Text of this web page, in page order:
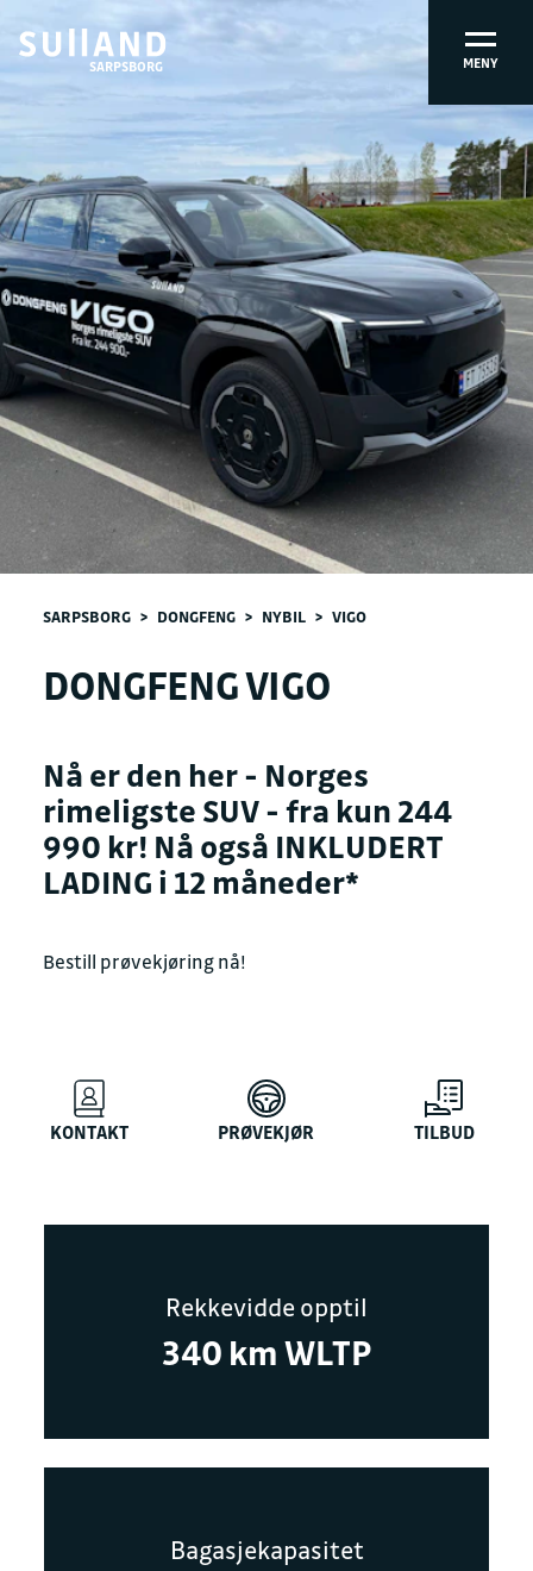
SARPSBORG MENY
SARPSBORG > DONGFENG > NYBIL > VIGO
DONGFENG VIGO
Nå er den her - Norges
rimeligste SUV - fra kun 244
990 kr! Nå også INKLUDERT
LADING i 12 måneder*
Bestill prøvekjøring nå!
KONTAKT PRØVEKJØR TILBUD
Rekkevidde opptil
340 km WLTP
Bagasjekapasitet